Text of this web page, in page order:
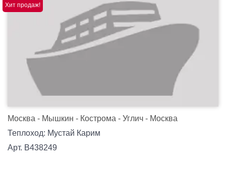
Хит продаж!
Москва - Мышкин - Кострома - Углич - Москва
Теплоход: Мустай Карим
Арт. В438249